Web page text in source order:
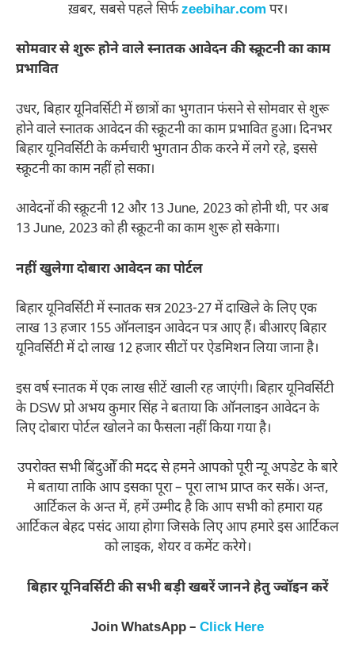
ख़बर, सबसे पहले सिर्फzeebihar.com पर।
सोमवार से शुरू होने वाले स्नातक आवेदन की स्क्रूटनी का काम
प्रभावित
उधर, बिहार यूनिवर्सिटी में छात्रों का भुगतान फंसने से सोमवार से शुरू
होने वाले स्नातक आवेदन की स्क्रूटनी का काम प्रभावित हुआ। दिनभर
बिहार यूनिवर्सिटी के कर्मचारी भुगतान ठीक करने में लगे रहे, इससे
स्क्रूटनी का काम नहीं हो सका।
आवेदनों की स्क्रूटनी 12 और 13 June, 2023 को होनी थी, पर अब
13 June, 2023 को ही स्क्रूटनी का काम शुरू हो सकेगा।
नहीं खुलेगा दोबारा आवेदन का पोर्टल
बिहार यूनिवर्सिटी में स्नातक सत्र 2023-27 में दाखिले के लिए एक
लाख 13 हजार 155 ऑनलाइन आवेदन पत्र आए हैं। बीआरए बिहार
यूनिवर्सिटी में दो लाख 12 हजार सीटों पर ऐडमिशन लिया जाना है।
इस वर्ष स्नातक में एक लाख सीटें खाली रह जाएंगी। बिहार यूनिवर्सिटी
के DSW प्रो अभय कुमार सिंह ने बताया कि ऑनलाइन आवेदन के
लिए दोबारा पोर्टल खोलने का फैसला नहीं किया गया है।
उपरोक्त सभी बिंदुओँ की मदद से हमने आपको पूरी न्यू अपडेट के बारे
मे बताया ताकि आप इसका पूरा – पूरा लाभ प्राप्त कर सकें। अन्त,
आर्टिकल के अन्त में, हमें उम्मीद है कि आप सभी को हमारा यह
आर्टिकल बेहद पसंद आया होगा जिसके लिए आप हमारे इस आर्टिकल
को लाइक, शेयर व कमेंट करेगे।
बिहार यूनिवर्सिटी की सभी बड़ी खबरें जानने हेतु ज्वॉइन करें
Join WhatsApp – Click Here